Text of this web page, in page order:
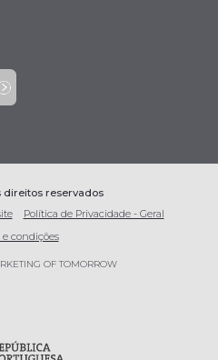
direitos reservados
Política de Privacidade - Geral
condições
OF TOMORROW